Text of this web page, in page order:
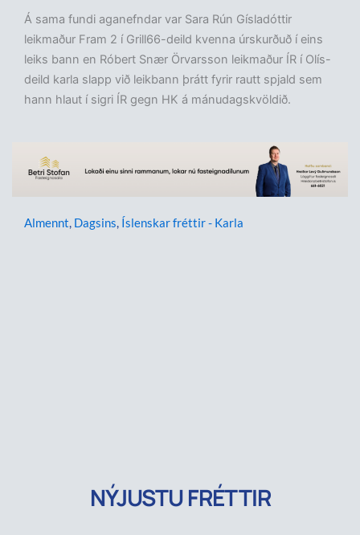
Á sama fundi aganefndar var Sara Rún Gísladóttir
leikmaður Fram 2 í Grill66-deild kvenna úrskurðuð í eins
leiks bann en Róbert Snær Örvarsson leikmaður ÍR í Olís-
deild karla slapp við leikbann þrátt fyrir rautt spjald sem
hann hlaut í sigri ÍR gegn HK á mánudagskvöldið.
Almennt, Dagsins, Íslenskar fréttir - Karla
NÝJUSTU FRÉTTIR